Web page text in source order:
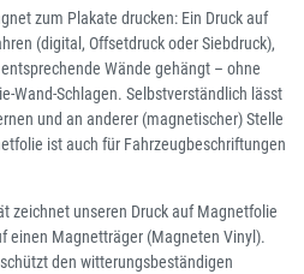
zum Plakate drucken: Ein Druck auf
(digital, Offsetdruck oder Siebdruck),
Wände gehängt – ohne
Wand-Schlagen. Selbstverständlich lässt
und an anderer (magnetischer) Stelle
ist auch für Fahrzeugbeschriftungen
zeichnet unseren Druck auf Magnetfolie
einen Magnetträger (Magneten Vinyl).
den witterungsbeständigen